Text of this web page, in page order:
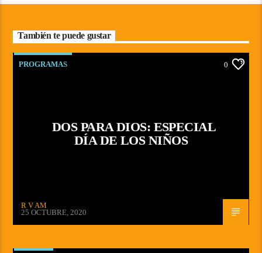
También te puede gustar
PROGRAMAS 0
DOS PARA DIOS: ESPECIAL
DÍA DE LOS NIÑOS
R V AM
25 OCTUBRE, 2020